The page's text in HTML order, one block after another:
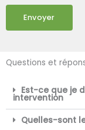
Envoyer
Questions et
Est-ce que je
intervention
Quelles-sont